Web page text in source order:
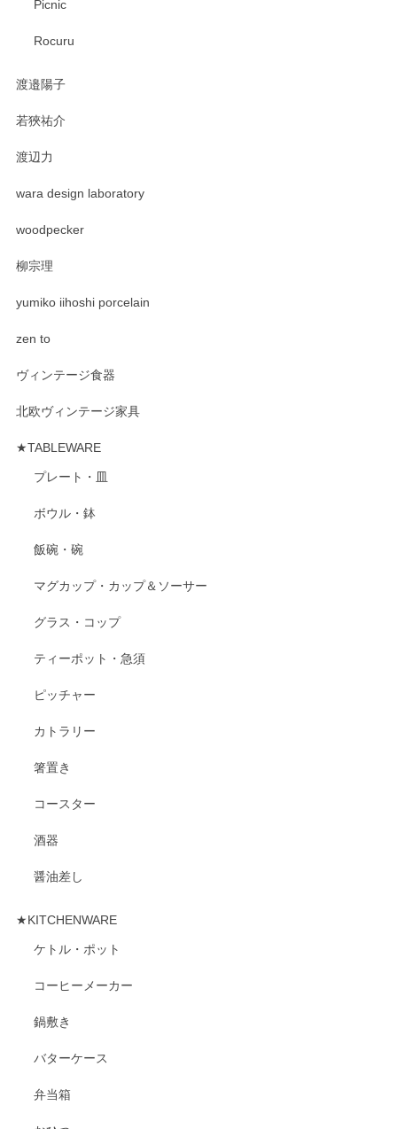
Picnic
Rocuru
渡邉陽子
若狹祐介
渡辺力
wara design laboratory
woodpecker
柳宗理
yumiko iihoshi porcelain
zen to
ヴィンテージ食器
北欧ヴィンテージ家具
★TABLEWARE
プレート・皿
ボウル・鉢
飯碗・碗
マグカップ・カップ＆ソーサー
グラス・コップ
ティーポット・急須
ピッチャー
カトラリー
箸置き
コースター
酒器
醤油差し
★KITCHENWARE
ケトル・ポット
コーヒーメーカー
鍋敷き
バターケース
弁当箱